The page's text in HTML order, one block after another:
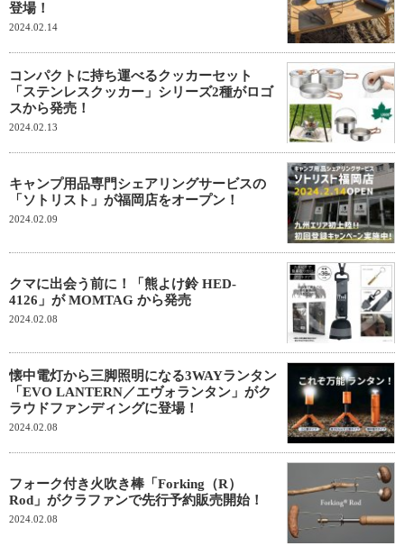
登場！
2024.02.14
コンパクトに持ち運べるクッカーセット
「ステンレスクッカー」シリーズ2種がロゴ
スから発売！
2024.02.13
キャンプ用品専門シェアリングサービスの
「ソトリスト」が福岡店をオープン！
2024.02.09
クマに出会う前に！「熊よけ鈴 HED-
4126」が MOMTAG から発売
2024.02.08
懐中電灯から三脚照明になる3WAYランタン
「EVO LANTERN／エヴォランタン」がク
ラウドファンディングに登場！
2024.02.08
フォーク付き火吹き棒「Forking（R）
Rod」がクラファンで先行予約販売開始！
2024.02.08